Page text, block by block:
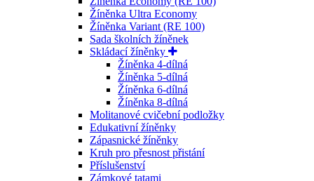
Žíněnka Ultra Economy
Žíněnka Variant (RE 100)
Sada školních žíněnek
Skládací žíněnky
Žíněnka 4-dílná
Žíněnka 5-dílná
Žíněnka 6-dílná
Žíněnka 8-dílná
Molitanové cvičební podložky
Edukativní žíněnky
Zápasnické žíněnky
Kruh pro přesnost přistání
Příslušenství
Zámkové tatami